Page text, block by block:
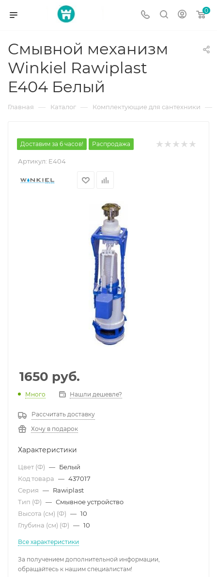
0
Смывной механизм
Winkiel Rawiplast
E404 Белый
Главная — Каталог — Комплектующие для сантехники —
Доставим за 6 часов! Распродажа
Артикул: E404
1650 руб.
Много Нашли дешевле?
Рассчитать доставку
Хочу в подарок
Характеристики
Цвет (Ф) — Белый
Код товара — 437017
Серия — Rawiplast
Тип (Ф) — Смывное устройство
Высота (см) (Ф) — 10
Глубина (см) (Ф) — 10
Все характеристики
За получением дополнительной информации,
обращайтесь к нашим специалистам!